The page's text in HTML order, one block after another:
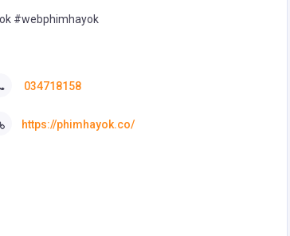
#webphimhayok
034718158
https://phimhayok.co/